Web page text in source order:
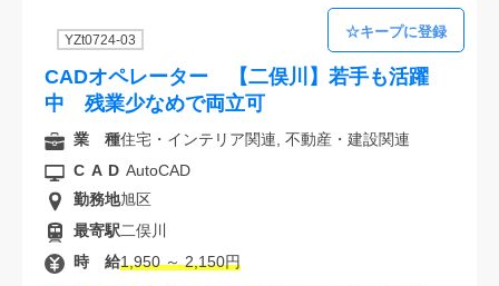
YZt0724-03
CADオペレーター 【二俣川】若手も活躍
中 残業少なめで両立可
業 種住宅・インテリア関連, 不動産・建設関連
CAD AutoCAD
勤務地旭区
最寄駅二俣川
時 給1,950 ～ 2,150円